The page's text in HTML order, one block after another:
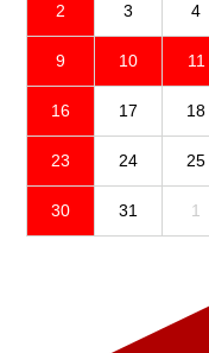
2 3 4
9 10 11
16 17 18
23 24 25
30 31 1